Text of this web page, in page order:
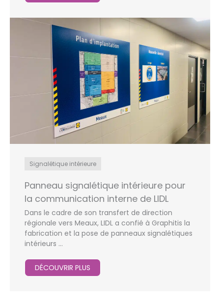
Signalétique intérieure
Panneau signalétique intérieure pour
la communication interne de LIDL
Dans le cadre de son transfert de direction
régionale vers Meaux, LIDL a confié à Graphitis la
fabrication et la pose de panneaux signalétiques
intérieurs ...
DÉCOUVRIR PLUS